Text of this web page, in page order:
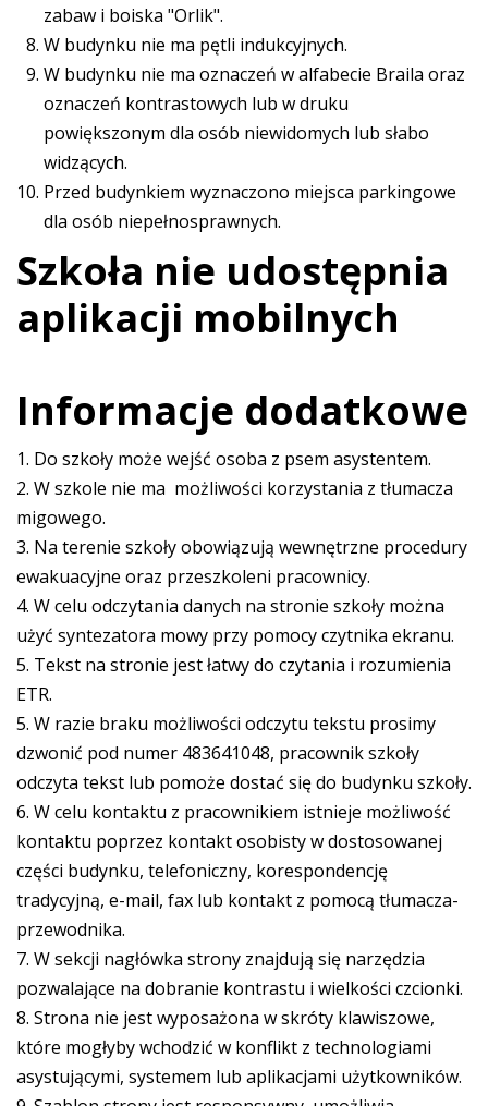
zabaw i boiska "Orlik".
W budynku nie ma pętli indukcyjnych.
W budynku nie ma oznaczeń w alfabecie Braila oraz
oznaczeń kontrastowych lub w druku
powiększonym dla osób niewidomych lub słabo
widzących.
Przed budynkiem wyznaczono miejsca parkingowe
dla osób niepełnosprawnych.
Szkoła nie udostępnia
aplikacji mobilnych
Informacje dodatkowe
1. Do szkoły może wejść osoba z psem asystentem.
2. W szkole nie ma możliwości korzystania z tłumacza
migowego.
3. Na terenie szkoły obowiązują wewnętrzne procedury
ewakuacyjne oraz przeszkoleni pracownicy.
4. W celu odczytania danych na stronie szkoły można
użyć syntezatora mowy przy pomocy czytnika ekranu.
5. Tekst na stronie jest łatwy do czytania i rozumienia
ETR.
5. W razie braku możliwości odczytu tekstu prosimy
dzwonić pod numer 483641048, pracownik szkoły
odczyta tekst lub pomoże dostać się do budynku szkoły.
6. W celu kontaktu z pracownikiem istnieje możliwość
kontaktu poprzez kontakt osobisty w dostosowanej
części budynku, telefoniczny, korespondencję
tradycyjną, e-mail, fax lub kontakt z pomocą tłumacza-
przewodnika.
7. W sekcji nagłówka strony znajdują się narzędzia
pozwalające na dobranie kontrastu i wielkości czcionki.
8. Strona nie jest wyposażona w skróty klawiszowe,
które mogłyby wchodzić w konflikt z technologiami
asystującymi, systemem lub aplikacjami użytkowników.